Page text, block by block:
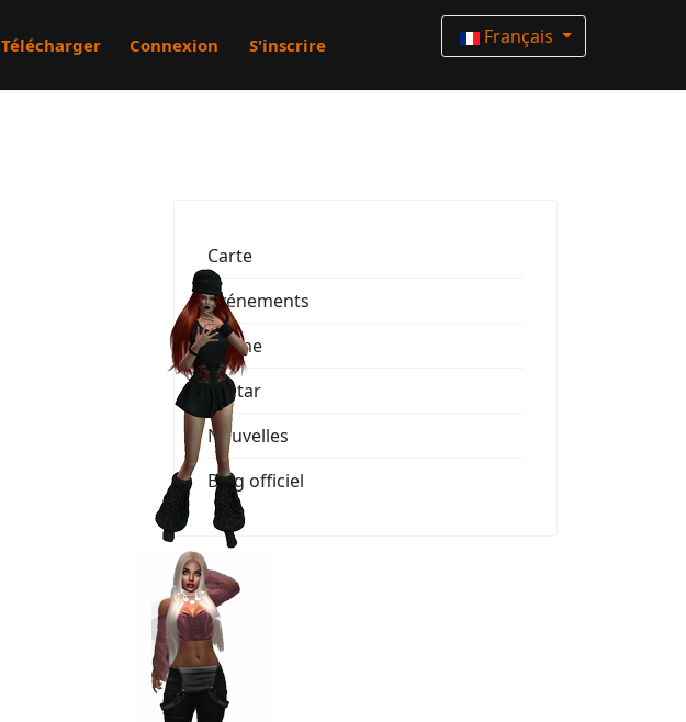
Télécharger Connexion S'inscrire Français
Carte
Événements
Vitrine
Avatar
Nouvelles
Blog officiel